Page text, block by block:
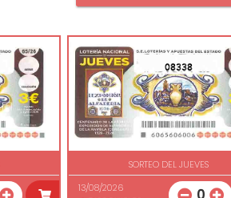
08338
SORTEO DEL JUEVES
13/08/2026